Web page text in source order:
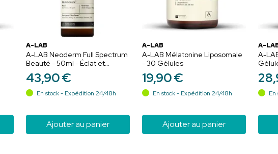
A-LAB
A-LAB Neoderm Full Spectrum
Beauté - 50ml - Éclat et
fermeté de la peau grâce aux
extraits végétaux
43,90€
En stock - Expédition 24/48h
Ajouter au panier
A-LAB
A-LAB Mélatonine Liposomale
- 30 Gélules
19,90€
En stock - Expédition 24/48h
Ajouter au panier
A-
A-
28,